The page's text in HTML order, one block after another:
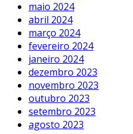
maio 2024
abril 2024
março 2024
fevereiro 2024
janeiro 2024
dezembro 2023
novembro 2023
outubro 2023
setembro 2023
agosto 2023